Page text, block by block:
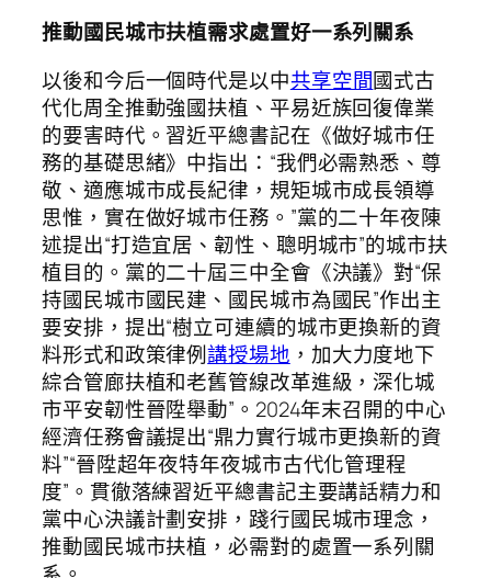
推動國民城市扶植需求處置好一系列關系
以後和今后一個時代是以中共享空間國式古
代化周全推動強國扶植、平易近族回復偉業
的要害時代。習近平總書記在《做好城市任
務的基礎思緒》中指出：“我們必需熟悉、尊
敬、適應城市成長紀律，規矩城市成長領導
思惟，實在做好城市任務。”黨的二十年夜陳
述提出“打造宜居、韌性、聰明城市”的城市扶
植目的。黨的二十屆三中全會《決議》對“保
持國民城市國民建、國民城市為國民”作出主
要安排，提出“樹立可連續的城市更換新的資
料形式和政策律例講授場地 ，加大力度地下
綜合管廊扶植和老舊管線改革進級，深化城
市平安韌性晉陞舉動”。2024年末召開的中心
經濟任務會議提出“鼎力實行城市更換新的資
料”“晉陞超年夜特年夜城市古代化管理程
度”。貫徹落練習近平總書記主要講話精力和
黨中心決議計劃安排，踐行國民城市理念，
推動國民城市扶植，必需對的處置一系列關